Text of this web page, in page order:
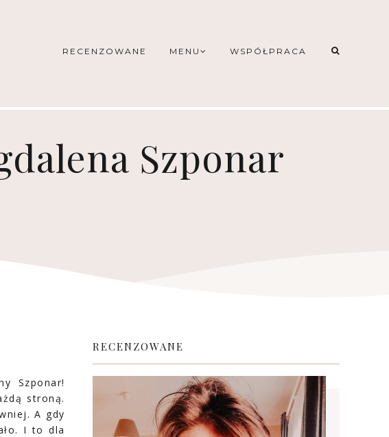
RECENZOWANE MENU WSPÓŁPRACA
Szponar
Szponar!
stroną.
A gdy
I to dla
RECENZOWANE